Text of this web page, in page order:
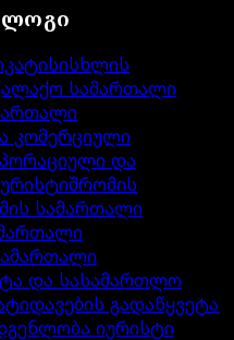
სისხლის
სამართალი
კომერციული
და
შრომის
სამართალი
და სასამართლო
დავების გადაწყვეტა
იურისტი